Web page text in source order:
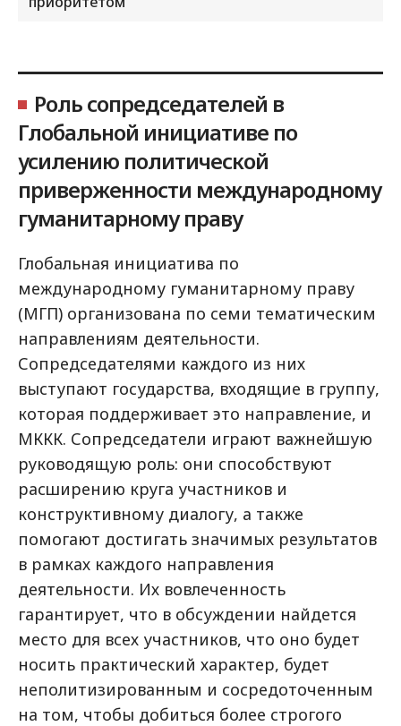
Роль сопредседателей в
Глобальной инициативе по
усилению политической
приверженности международному
гуманитарному праву
Глобальная инициатива по
международному гуманитарному праву
(МГП) организована по семи тематическим
направлениям деятельности.
Сопредседателями каждого из них
выступают государства, входящие в группу,
которая поддерживает это направление, и
МККК. Сопредседатели играют важнейшую
руководящую роль: они способствуют
расширению круга участников и
конструктивному диалогу, а также
помогают достигать значимых результатов
в рамках каждого направления
деятельности. Их вовлеченность
гарантирует, что в обсуждении найдется
место для всех участников, что оно будет
носить практический характер, будет
неполитизированным и сосредоточенным
на том, чтобы добиться более строгого